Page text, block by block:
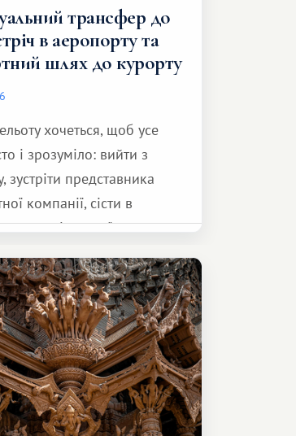
трансфер до
в аеропорту та
шлях до курорту
хочеться, щоб усе
і зрозуміло: вийти з
зустріти представника
компанії, сісти в
та спокійно доїхати до